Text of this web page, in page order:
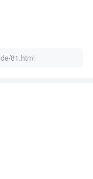
81.html